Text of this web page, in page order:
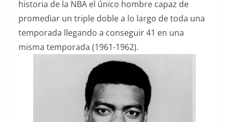
historia de la NBA el único hombre capaz de
promediar un triple doble a lo largo de toda una
temporada llegando a conseguir 41 en una
misma temporada (1961-1962).